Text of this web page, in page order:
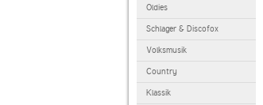
Oldies
Schlager & Discofox
Volksmusik
Country
Klassik